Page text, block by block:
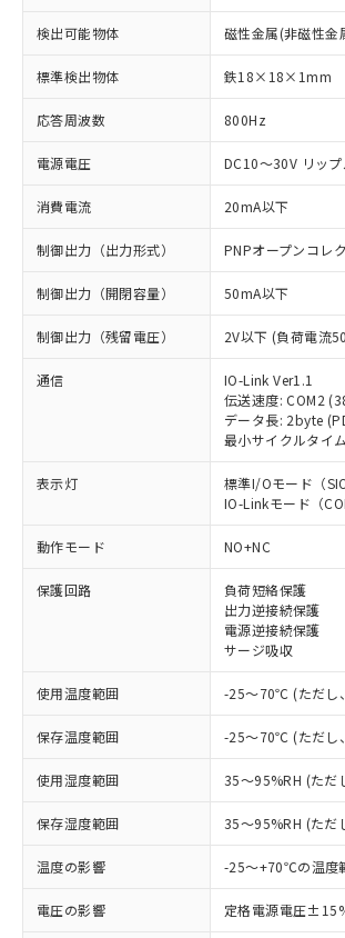
検出可能物体 磁性金属(非磁性金
標準検出物体 鉄18×18×1mm
応答周波数 800Hz
電源電圧 DC10～30V リッ
消費電流 20mA以下
制御出力（出力形式） PNPオープンコレ
制御出力（開閉容量） 50mA以下
制御出力（残留電圧） 2V以下 (負荷電流
通信
IO-Link Ver1.1
伝送速度: COM2
データ長: 2byte
最小サイクルタイ
表示灯
標準I/Oモード（
IO-Linkモード（
動作モード NO+NC
保護回路
負荷短絡保護
出力逆接続保護
電源逆接続保護
サージ吸収
使用温度範囲 -25～70℃ (ただし
保存温度範囲 -25～70℃ (ただし
使用湿度範囲 35～95%RH (ただ
保存湿度範囲 35～95%RH (ただ
温度の影響 -25～+70℃の温度
電圧の影響 定格電源電圧
ご利用条件
以下の条件をお読みいただき、同
ご利用ください。
本サービスは、当社制御機器
商品の当社在庫状況および
(税抜)を提供させていただく
当社制御機器事業取扱商品
本サービスの対象外となる
※1 対応状況
対応済み：EU RoHS指令（10物
非含有に対応した製品が提供可能な
対応予定：EU RoHS指令（10物質
有に対応した製品に切り替える予
対応予定なし：EU RoHS指令（10
非含有に非対応の商品で、対応品
定はありません。
調査・確認中：EU RoHS指令（
非含有の対応状況を調査中または
非該当品：ライセンス料など無形
害物質有無と関係のない商品です
仕入先様の事情により、非含有部
※1 中国RoHS○×表
「○」：最大均質材料含有率が中国
基準値以下であることを示します
「×」：最大均質材料含有率が中